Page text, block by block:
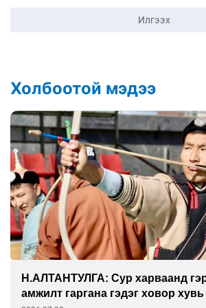
Илгээх
Холбоотой мэдээ
Н.АЛТАНТУЛГА: Сур харваанд
амжилт гаргана гэдэг ховор